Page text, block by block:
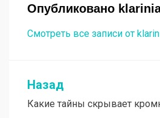
Опубликовано
Смотреть все записи от
Навигация
по
Назад
Какие тайны скрывает